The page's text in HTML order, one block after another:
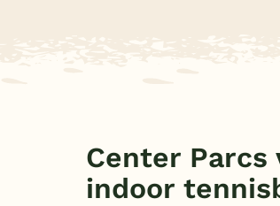
Center
indoor